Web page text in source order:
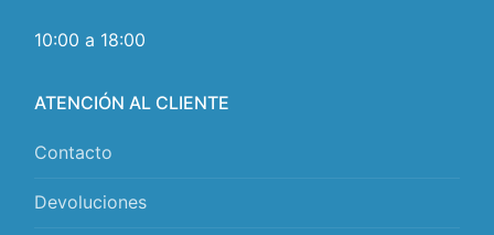
10:00 a 18:00
ATENCIÓN AL CLIENTE
Contacto
Devoluciones